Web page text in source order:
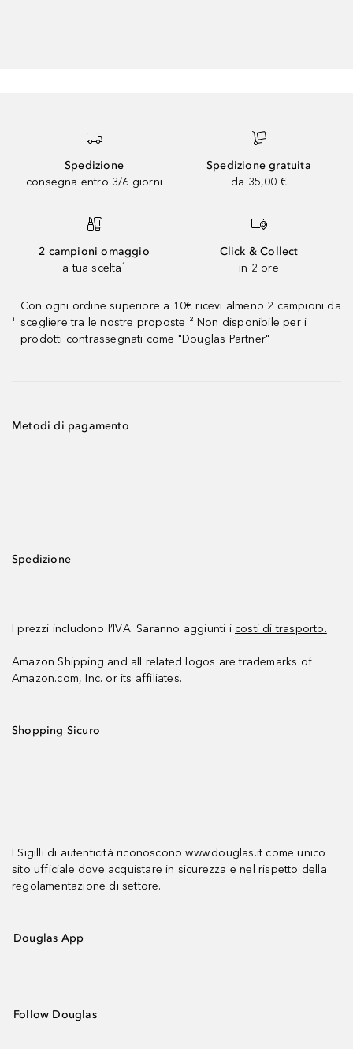
Spedizione
consegna entro 3/6 giorni
Spedizione gratuita
da 35,00 €
2 campioni omaggio
a tua scelta¹
Click & Collect
in 2 ore
¹
Con ogni ordine superiore a 10€ ricevi almeno 2 campioni da
scegliere tra le nostre proposte ² Non disponibile per i
prodotti contrassegnati come "Douglas Partner"
Metodi di pagamento
Spedizione
I prezzi includono l’IVA. Saranno aggiunti i costi di trasporto.
Amazon Shipping and all related logos are trademarks of
Amazon.com, Inc. or its affiliates.
Shopping Sicuro
I Sigilli di autenticità riconoscono www.douglas.it come unico
sito ufficiale dove acquistare in sicurezza e nel rispetto della
regolamentazione di settore.
Douglas App
Follow Douglas